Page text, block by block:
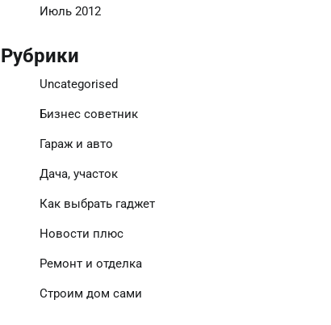
Июль 2012
Рубрики
Uncategorised
Бизнес советник
Гараж и авто
Дача, участок
Как выбрать гаджет
Новости плюс
Ремонт и отделка
Строим дом сами